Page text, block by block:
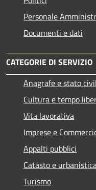
Personale
Documenti e dati
CATEGORIE DI SERVIZIO
Anagrafe e stato
Cultura e tempo
Vita lavorativa
Imprese e
Appalti pubblici
Catasto e
Turismo